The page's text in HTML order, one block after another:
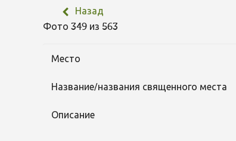
Назад
Фото 349 из 563
Место
Название/названия священного места
Описание